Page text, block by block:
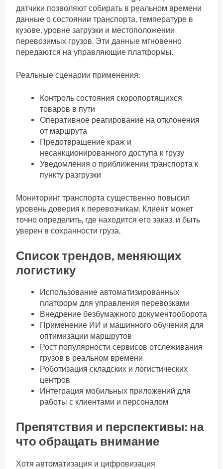
датчики позволяют собирать в реальном времени
данные о состоянии транспорта, температуре в
кузове, уровне загрузки и местоположении
перевозимых грузов. Эти данные мгновенно
передаются на управляющие платформы.
Реальные сценарии применения:
Контроль состояния скоропортящихся
товаров в пути
Оперативное реагирование на отклонения
от маршрута
Предотвращение краж и
несанкционированного доступа к грузу
Уведомления о приближении транспорта к
пункту разгрузки
Мониторинг транспорта существенно повысил
уровень доверия к перевозчикам. Клиент может
точно определить, где находится его заказ, и быть
уверен в сохранности груза.
Список трендов, меняющих
логистику
Использование автоматизированных
платформ для управления перевозками
Внедрение безбумажного документооборота
Применение ИИ и машинного обучения для
оптимизации маршрутов
Рост популярности сервисов отслеживания
грузов в реальном времени
Роботизация складских и логистических
центров
Интеграция мобильных приложений для
работы с клиентами и персоналом
Препятствия и перспективы: на
что обращать внимание
Хотя автоматизация и цифровизация